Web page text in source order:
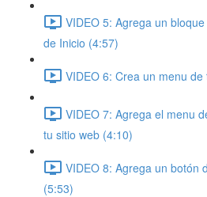
VIDEO 5: Agrega un
de Inicio (4:57)
VIDEO 6: Crea un menu
VIDEO 7: Agrega el menu
tu sitio web (4:10)
VIDEO 8: Agrega un botón
(5:53)